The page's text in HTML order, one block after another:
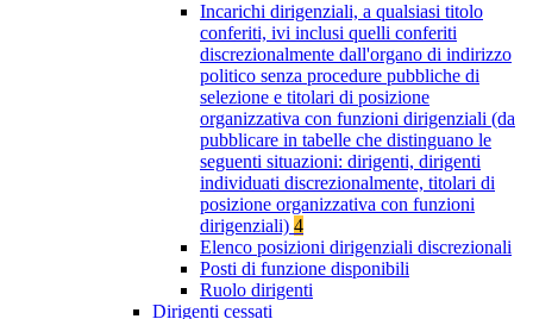
Incarichi dirigenziali, a qualsiasi titolo
conferiti, ivi inclusi quelli conferiti
discrezionalmente dall'organo di indirizzo
politico senza procedure pubbliche di
selezione e titolari di posizione
organizzativa con funzioni dirigenziali (da
pubblicare in tabelle che distinguano le
seguenti situazioni: dirigenti, dirigenti
individuati discrezionalmente, titolari di
posizione organizzativa con funzioni
dirigenziali) 4
Elenco posizioni dirigenziali discrezionali
Posti di funzione disponibili
Ruolo dirigenti
Dirigenti cessati